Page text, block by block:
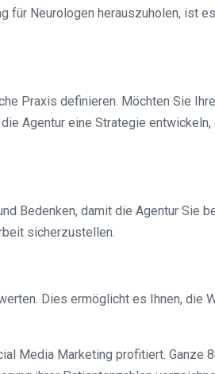
für Neurologen herauszuholen, ist
Praxis definieren. Möchten Sie
Agentur eine Strategie
Bedenken, damit die Agentur Sie
sicherzustellen.
Dies ermöglicht es Ihnen, die
Media Marketing profitiert. Ganze